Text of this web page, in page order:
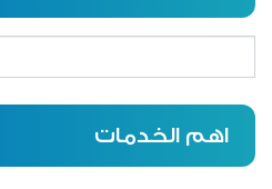
اهم الخدمات